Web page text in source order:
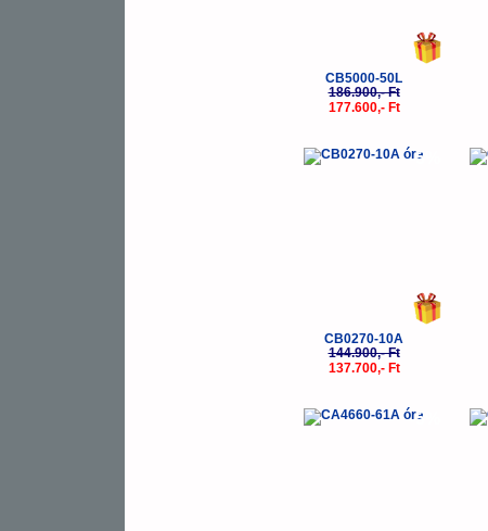
CB5000-50L
186.900,- Ft
177.600,- Ft
-5%
CB0270-10A
144.900,- Ft
137.700,- Ft
-5%